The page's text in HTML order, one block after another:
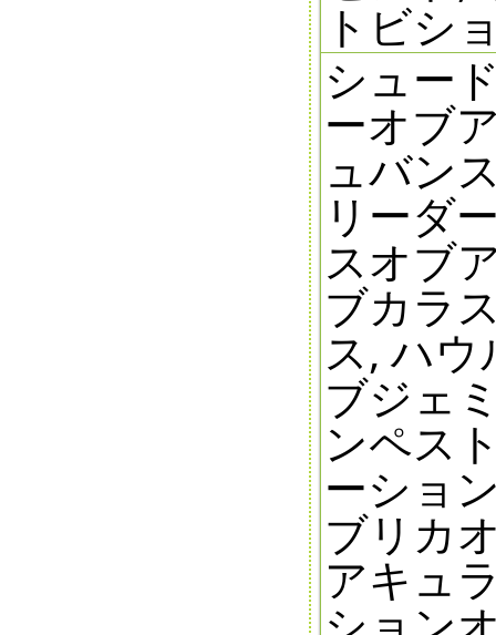
トビシ
シュー
ーオブ
ュバン
リーダ
スオブ
ブカラ
ス, ハ
ブジェ
ンペス
ーショ
ブリカ
アキュ